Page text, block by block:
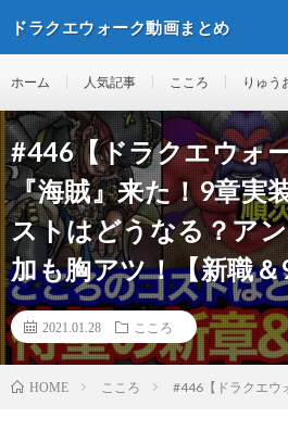
ドラクエウォーク動画まとめ
ホーム 人気記事 こころ りゅう
#446【ドラクエウォ
『海賊』来た！9章実
ストはどうなる？ア
加も胸アツ！【新職＆
2021.01.28 こころ
HOME こころ #446【ドラクエウ